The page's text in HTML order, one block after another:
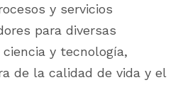
y servicios
para diversas
y tecnología,
de la calidad de vida y el